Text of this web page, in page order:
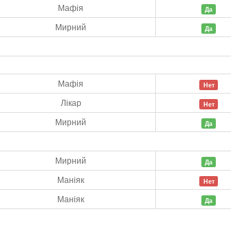
Мафія Да
Мирний Да
Мафія Нет
Лікар Нет
Мирний Да
Мирний Да
Маніяк Нет
Маніяк Да